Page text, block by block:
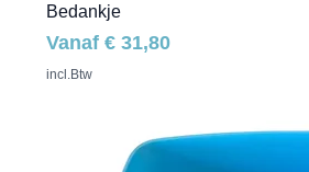
Bedankje
Vanaf€ 31,80
Verkoopprijs
incl.Btw